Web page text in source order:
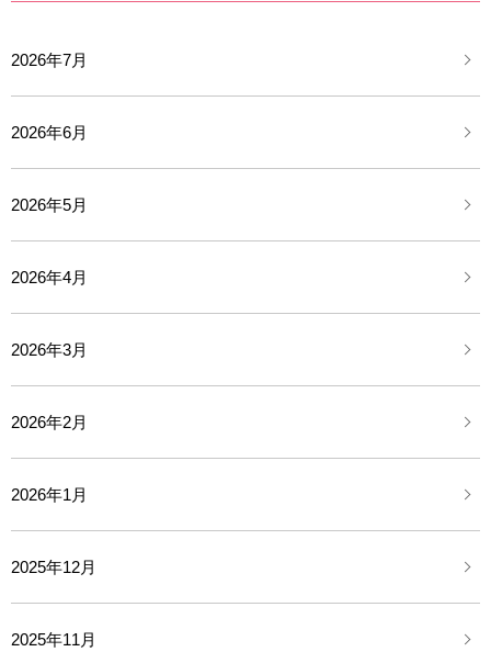
2026年7月
2026年6月
2026年5月
2026年4月
2026年3月
2026年2月
2026年1月
2025年12月
2025年11月